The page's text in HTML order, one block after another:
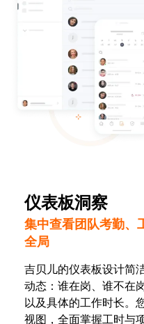
仪表板洞察
集中查看团队考勤、
全局
吉贝儿的仪表板设计简
动态：谁在岗、谁不在
以及具体的工作时长。
视图，全面掌握工时与